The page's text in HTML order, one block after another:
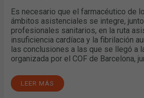
Es necesario que el farmacéutico de
ámbitos asistenciales se integre,
profesionales sanitarios, en la ruta
insuficiencia cardíaca y la fibrilación
las conclusiones a las que se llegó a
organizada por el COF de Barcelona,
LEER MÁS